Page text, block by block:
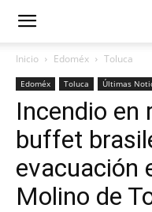
Inicio Edoméx Toluca
Edoméx Toluca Últimas
Incendio en
buffet
evacuación
Molino de